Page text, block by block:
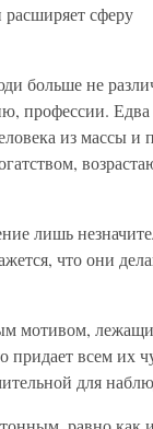
сферу
больше не
профессии. Едва
из массы и
лишь
что они
мотивом,
придает всем их
для